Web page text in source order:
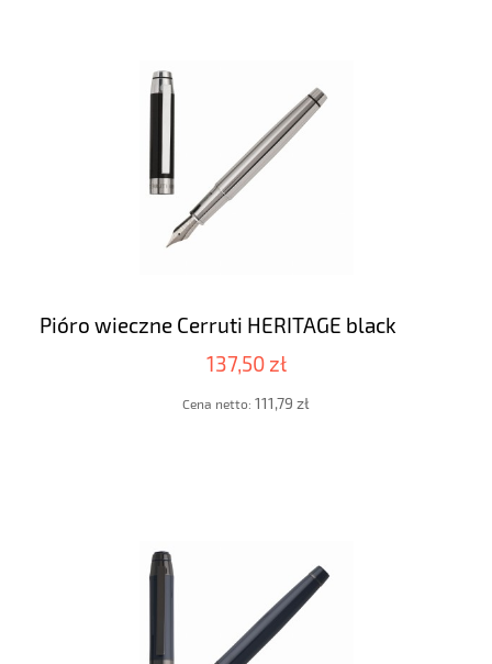
Pióro wieczne Cerruti HERITAGE black
137,50 zł
Cena netto: 111,79 zł